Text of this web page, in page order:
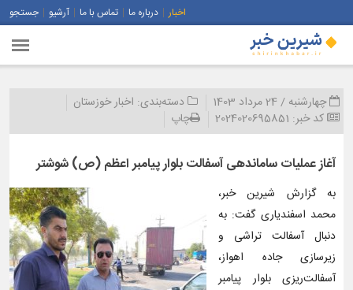
اخبار درباره ما تماس با ما آرشیو جستجو
چهارشنبه / 24 مرداد 1403 دسته‌بندی: اخبار خوزستان
کد خبر: 2024020695851 چاپ
آغاز عملیات ساماندهی آسفالت بلوار پیامبر اعظم (ص) شوشتر
به گزارش شیرین خبر،
محمد اسفندیاری گفت: به
دنبال آسفالت تراشی و
زیرسازی جاده اهواز،
آسفالت‌ریزی بلوار پیامبر